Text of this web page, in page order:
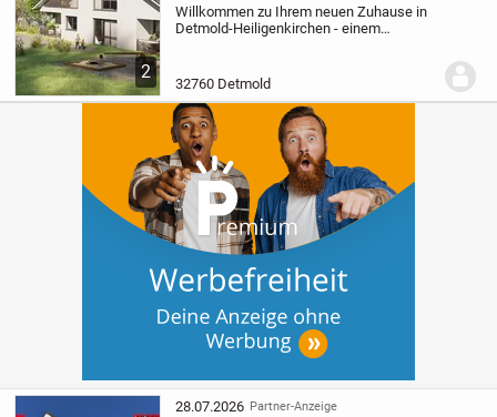
2
Willkommen zu Ihrem neuen Zuhause in
Detmold-Heiligenkirchen - einem
Bauweise vereint. Zum Kauf angeboten
32760 Detmold
28.07.2026 Partner-Anzeige